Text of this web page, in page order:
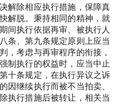
解除相应执行措施，保障真
解脱。秉持相同的精神，就
间执行依据再审、被执行人
条、第九条规定原则上应当
，考虑与再审程序的衔接，
制执行的权益时，应当中止
十条规定，在执行异议之诉
因继续执行而被不当拍卖、
执行措施后被转让，相关当